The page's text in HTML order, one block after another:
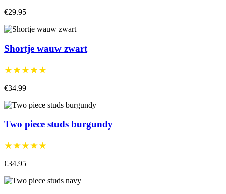
€29.95
Shortje wauw zwart
★★★★★
€34.99
Two piece studs burgundy
★★★★★
€34.95